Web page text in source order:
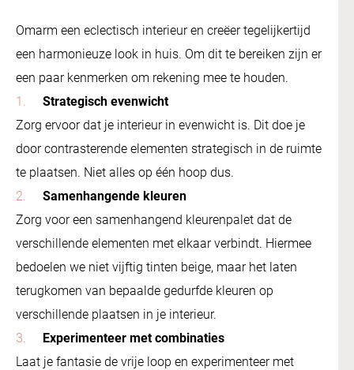
Omarm een eclectisch interieur en creëer tegelijkertijd
een harmonieuze look in huis. Om dit te bereiken zijn er
een paar kenmerken om rekening mee te houden.
Strategisch evenwicht
Zorg ervoor dat je interieur in evenwicht is. Dit doe je
door contrasterende elementen strategisch in de ruimte
te plaatsen. Niet alles op één hoop dus.
Samenhangende kleuren
Zorg voor een samenhangend kleurenpalet dat de
verschillende elementen met elkaar verbindt. Hiermee
bedoelen we niet vijftig tinten beige, maar het laten
terugkomen van bepaalde gedurfde kleuren op
verschillende plaatsen in je interieur.
Experimenteer met combinaties
Laat je fantasie de vrije loop en experimenteer met